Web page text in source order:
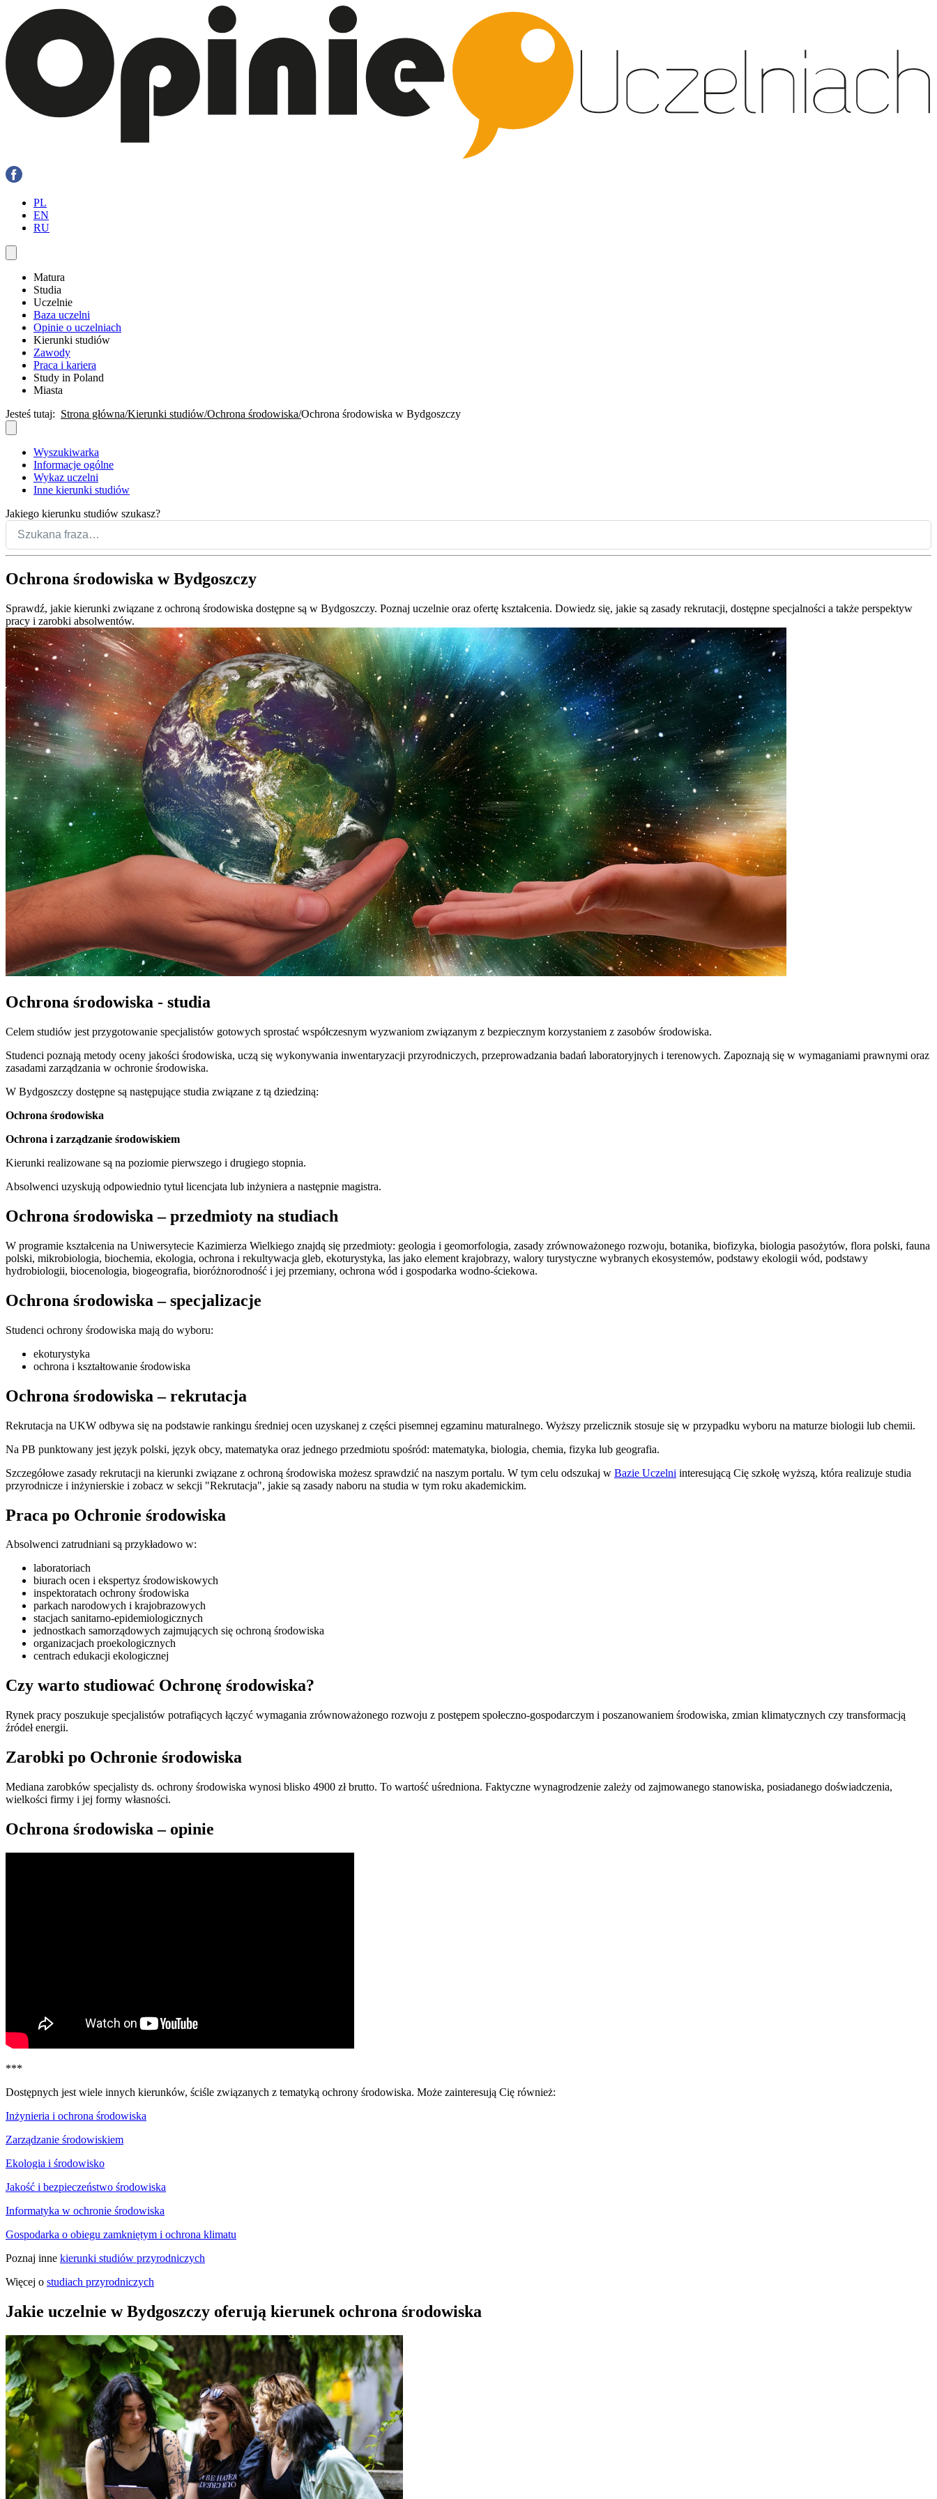
PL
EN
RU
Matura
Studia
Uczelnie
Baza uczelni
Opinie o uczelniach
Kierunki studiów
Zawody
Praca i kariera
Study in Poland
Miasta
Jesteś tutaj: Strona główna Kierunki studiów Ochrona środowiska Ochrona środowiska w Bydgoszczy
Wyszukiwarka
Informacje ogólne
Wykaz uczelni
Inne kierunki studiów
Jakiego kierunku studiów szukasz?
Ochrona środowiska w Bydgoszczy
Sprawdź, jakie kierunki związane z ochroną środowiska dostępne są w Bydgoszczy. Poznaj uczelnie oraz ofertę kształcenia. Dowiedz się, jakie są zasady rekrutacji, dostępne specjalności a także perspektyw
pracy i zarobki absolwentów.
Ochrona środowiska - studia
Celem studiów jest przygotowanie specjalistów gotowych sprostać współczesnym wyzwaniom związanym z bezpiecznym korzystaniem z zasobów środowiska.
Studenci poznają metody oceny jakości środowiska, uczą się wykonywania inwentaryzacji przyrodniczych, przeprowadzania badań laboratoryjnych i terenowych. Zapoznają się w wymaganiami prawnymi oraz
zasadami zarządzania w ochronie środowiska.
W Bydgoszczy dostępne są następujące studia związane z tą dziedziną:
Ochrona środowiska
Ochrona i zarządzanie środowiskiem
Kierunki realizowane są na poziomie pierwszego i drugiego stopnia.
Absolwenci uzyskują odpowiednio tytuł licencjata lub inżyniera a następnie magistra.
Ochrona środowiska – przedmioty na studiach
W programie kształcenia na Uniwersytecie Kazimierza Wielkiego znajdą się przedmioty: geologia i geomorfologia, zasady zrównoważonego rozwoju, botanika, biofizyka, biologia pasożytów, flora polski, fauna
polski, mikrobiologia, biochemia, ekologia, ochrona i rekultywacja gleb, ekoturystyka, las jako element krajobrazy, walory turystyczne wybranych ekosystemów, podstawy ekologii wód, podstawy
hydrobiologii, biocenologia, biogeografia, bioróżnorodność i jej przemiany, ochrona wód i gospodarka wodno-ściekowa.
Ochrona środowiska – specjalizacje
Studenci ochrony środowiska mają do wyboru:
ekoturystyka
ochrona i kształtowanie środowiska
Ochrona środowiska – rekrutacja
Rekrutacja na UKW odbywa się na podstawie rankingu średniej ocen uzyskanej z części pisemnej egzaminu maturalnego. Wyższy przelicznik stosuje się w przypadku wyboru na maturze biologii lub chemii.
Na PB punktowany jest język polski, język obcy, matematyka oraz jednego przedmiotu spośród: matematyka, biologia, chemia, fizyka lub geografia.
Szczegółowe zasady rekrutacji na kierunki związane z ochroną środowiska możesz sprawdzić na naszym portalu. W tym celu odszukaj w Bazie Uczelni interesującą Cię szkołę wyższą, która realizuje studia
przyrodnicze i inżynierskie i zobacz w sekcji "Rekrutacja", jakie są zasady naboru na studia w tym roku akademickim.
Praca po Ochronie środowiska
Absolwenci zatrudniani są przykładowo w:
laboratoriach
biurach ocen i ekspertyz środowiskowych
inspektoratach ochrony środowiska
parkach narodowych i krajobrazowych
stacjach sanitarno-epidemiologicznych
jednostkach samorządowych zajmujących się ochroną środowiska
organizacjach proekologicznych
centrach edukacji ekologicznej
Czy warto studiować Ochronę środowiska?
Rynek pracy poszukuje specjalistów potrafiących łączyć wymagania zrównoważonego rozwoju z postępem społeczno-gospodarczym i poszanowaniem środowiska, zmian klimatycznych czy transformacją
źródeł energii.
Zarobki po Ochronie środowiska
Mediana zarobków specjalisty ds. ochrony środowiska wynosi blisko 4900 zł brutto. To wartość uśredniona. Faktyczne wynagrodzenie zależy od zajmowanego stanowiska, posiadanego doświadczenia,
wielkości firmy i jej formy własności.
Ochrona środowiska – opinie
***
Dostępnych jest wiele innych kierunków, ściśle związanych z tematyką ochrony środowiska. Może zainteresują Cię również:
Inżynieria i ochrona środowiska
Zarządzanie środowiskiem
Ekologia i środowisko
Jakość i bezpieczeństwo środowiska
Informatyka w ochronie środowiska
Gospodarka o obiegu zamkniętym i ochrona klimatu
Poznaj inne kierunki studiów przyrodniczych
Więcej o studiach przyrodniczych
Jakie uczelnie w Bydgoszczy oferują kierunek ochrona środowiska